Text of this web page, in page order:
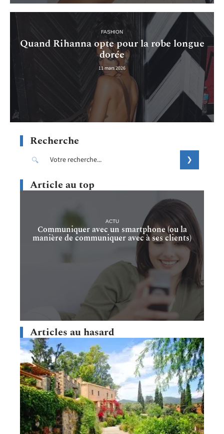
FASHION
Quand Rihanna opte pour la robe longue
dorée
11 mars 2026
Recherche
Article au top
ACTU
Communiquer avec un smartphone (ou la
manière de communiquer avec à ses clients)
Articles au hasard